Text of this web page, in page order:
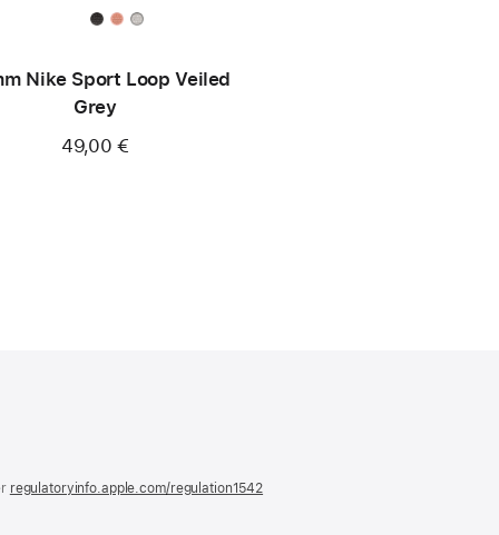
Nike Sport Loop Veiled
Grey
49,00 €
regulatoryinfo.apple.com/regulation1542